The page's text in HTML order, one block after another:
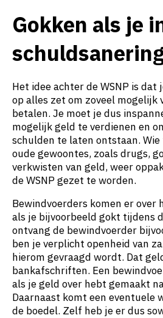
Gokken als je
Het idee achter de WSNP is
op alles zet om zoveel mogelijk
betalen. Je moet je dus
mogelijk geld te verdienen en
schulden te laten ontstaan. Wie
oude gewoontes, zoals drugs,
verkwisten van geld, weer
de WSNP gezet te worden.
Bewindvoerders komen er over
als je bijvoorbeeld gokt tijdens
ontvang de bewindvoerder
ben je verplicht openheid van
hierom gevraagd wordt. Dat
bankafschriften. Een
als je geld over hebt gemaakt
Daarnaast komt een eventuele
de boedel. Zelf heb je er dus